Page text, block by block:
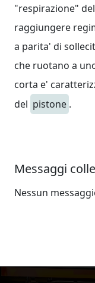
"respirazione"
raggiungere
a parita' di
che ruotano a
corta e'
del pistone .
Messaggi
Nessun